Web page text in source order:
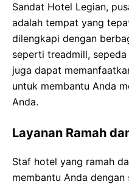
Sandat Hotel Legian,
adalah tempat yang
dilengkapi dengan
seperti treadmill,
juga dapat
untuk membantu Anda
Anda.
Layanan Ramah
Staf hotel yang ramah
membantu Anda